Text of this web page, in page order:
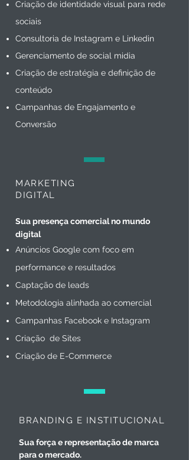
Criação de identidade visual para rede
sociais
Consultoria de Instagram e Linkedin
Gerenciamento de social midia
Criação de estratégia e definição de
conteúdo
Campanhas de Engajamento e
Conversão
MARKETING
DIGITAL
Sua presença comercial no mundo
digital
Anúncios Google com foco em
performance e resultados
Captação de leads
Metodologia alinhada ao comercial
Campanhas Facebook e Instagram
Criação de Sites
Criação de E-Commerce
BRANDING E INSTITUCIONAL
Sua força e representação de marca
para o mercado.